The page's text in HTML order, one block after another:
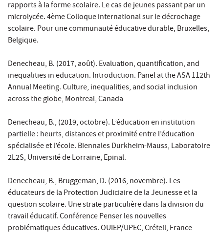
rapports à la forme scolaire. Le cas de jeunes passant par un
microlycée. 4ème Colloque international sur le décrochage
scolaire. Pour une communauté éducative durable, Bruxelles,
Belgique.
Denecheau, B. (2017, août). Evaluation, quantification, and
inequalities in education. Introduction. Panel at the ASA 112th
Annual Meeting. Culture, inequalities, and social inclusion
across the globe, Montreal, Canada
Denecheau, B., (2019, octobre). L’éducation en institution
partielle : heurts, distances et proximité entre l’éducation
spécialisée et l’école. Biennales Durkheim-Mauss, Laboratoire
2L2S, Université de Lorraine, Epinal.
Denecheau, B., Bruggeman, D. (2016, novembre). Les
éducateurs de la Protection Judiciaire de la Jeunesse et la
question scolaire. Une strate particulière dans la division du
travail éducatif. Conférence Penser les nouvelles
problématiques éducatives. OUIEP/UPEC, Créteil, France